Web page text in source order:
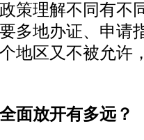
策理解不同有不
多地办证、申请
地区又不被允许
面放开有多远？